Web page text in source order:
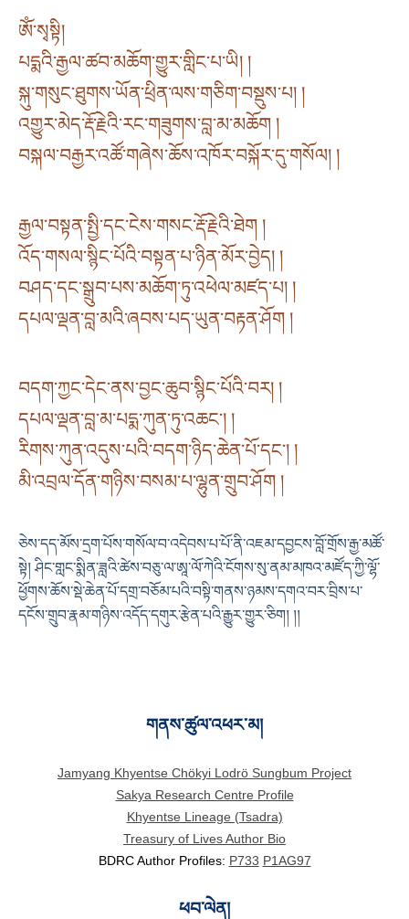
ཨོཾ་སྭསྟི།
པདྨའི་རྒྱལ་ཚབ་མཆོག་གྱུར་གླིང་པ་ཡི། །
སྐུ་གསུང་ཐུགས་ཡོན་ཕྲིན་ལས་གཅིག་བསྡུས་པ། །
འགྱུར་མེད་རྡོ་རྗེའི་རང་གཟུགས་བླ་མ་མཆོག །
བསྐལ་བརྒྱར་འཚོ་གཞེས་ཆོས་འཁོར་བསྐོར་དུ་གསོལ། །
རྒྱལ་བསྟན་སྤྱི་དང་ངེས་གསང་རྡོ་རྗེའི་ཐེག །
འོད་གསལ་སྙིང་པོའི་བསྟན་པ་ཉིན་མོར་བྱེད། །
བཤད་དང་སྒྲུབ་པས་མཆོག་ཏུ་འཕེལ་མཛད་པ། །
དཔལ་ལྡན་བླ་མའི་ཞབས་པད་ཡུན་བརྟན་ཤོག །
བདག་ཀྱང་དེང་ནས་བྱང་ཆུབ་སྙིང་པོའི་བར། །
དཔལ་ལྡན་བླ་མ་པདྨ་ཀུན་ཏུ་འཆང་། །
རིགས་ཀུན་འདུས་པའི་བདག་ཉིད་ཆེན་པོ་དང་། །
མི་འབྲལ་དོན་གཉིས་བསམ་པ་ལྷུན་གྲུབ་ཤོག །
ཅེས་དད་མོས་དྲག་པོས་གསོལ་བ་འདེབས་པ་པོ་ནི་འཇམ་དབྱངས་བློ་གྲོས་རྒྱ་མཚོ་
སྟེ། ཤིང་གླང་སྨིན་ཟླའི་ཚེས་བཅུ་ལ་ཨཱ་ལོ་ཀེའི་ངོགས་སུ་ནམ་མཁའ་མཛོད་ཀྱི་ལྷོ་
ཕྱོགས་ཆོས་སྡེ་ཆེན་པོ་དགྲ་བཅོམ་པའི་བསྟི་གནས་ཉམས་དགའ་བར་བྲིས་པ་
དངོས་གྲུབ་རྣམ་གཉིས་འདོད་དགུར་རྩེན་པའི་རྒྱུར་གྱུར་ཅིག། །།
གནས་ཚུལ་འཕར་མ།
Jamyang Khyentse Chökyi Lodrö Sungbum Project
Sakya Research Centre Profile
Khyentse Lineage (Tsadra)
Treasury of Lives Author Bio
BDRC Author Profiles: P733 P1AG97
ཕབ་ལེན།